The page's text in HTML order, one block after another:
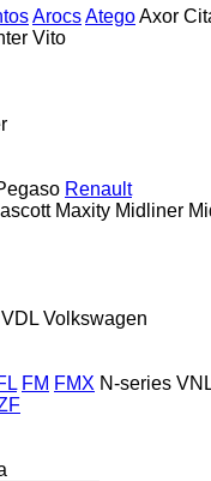
ArocsAtegoAxor
Vito
Renault
Maxity Midliner
VDL Volkswagen
FM FMX N-series